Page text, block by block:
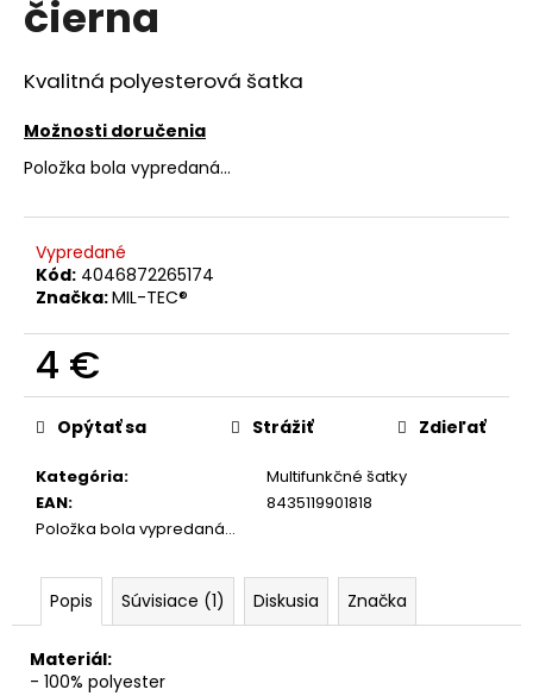
čierna
Kvalitná polyesterová šatka
Možnosti doručenia
Položka bola vypredaná…
Vypredané
Kód: 4046872265174
Značka:MIL-TEC®
4 €
Jednotková
cena:
Kategória:
Multifunkčné šatky
EAN:
8435119901818
Položka bola vypredaná…
Opýtať sa Strážiť Zdieľať
Popis Súvisiace (1) Diskusia Značka
Materiál:
- 100% polyester
á
s
ť
?
O
d
p
ú
č
m